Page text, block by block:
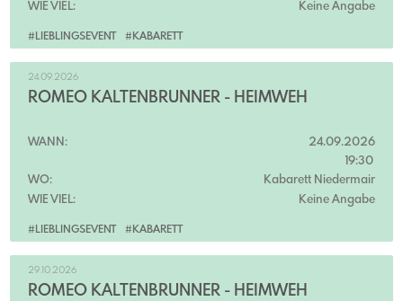
#LIEBLINGSEVENT #KABARETT
WIE VIEL:
Keine Angabe
#LIEBLINGSEVENT #KABARETT
24.09.2026
ROMEO KALTENBRUNNER - HEIMWEH
WANN:
24.09.2026
19:30
WO:
Kabarett Niedermair
WIE VIEL:
Keine Angabe
29.10.2026
ROMEO KALTENBRUNNER - HEIMWEH